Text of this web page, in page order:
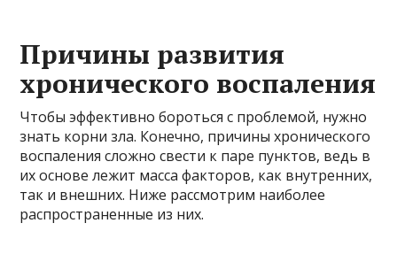
Причины развития
хронического воспаления
Чтобы эффективно бороться с проблемой, нужно
знать корни зла. Конечно, причины хронического
воспаления сложно свести к паре пунктов, ведь в
их основе лежит масса факторов, как внутренних,
так и внешних. Ниже рассмотрим наиболее
распространенные из них.